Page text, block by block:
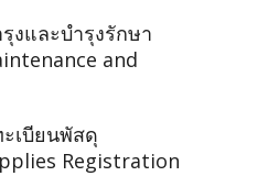
งและบำรุงรักษา
and
เบียนพัสดุ
Registration